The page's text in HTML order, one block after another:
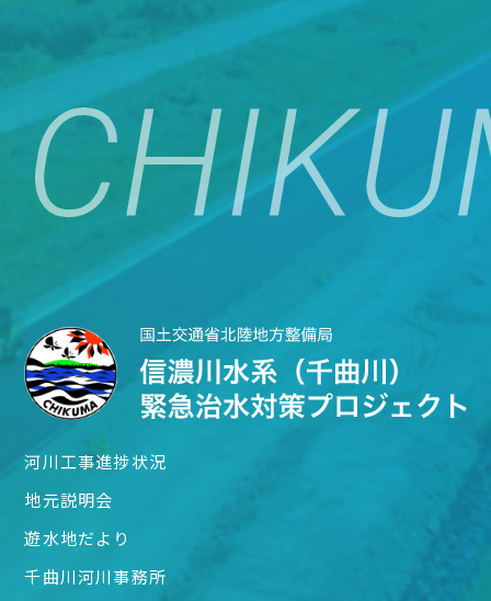
河川工事進捗状況
地元説明会
遊水地だより
千曲川河川事務所